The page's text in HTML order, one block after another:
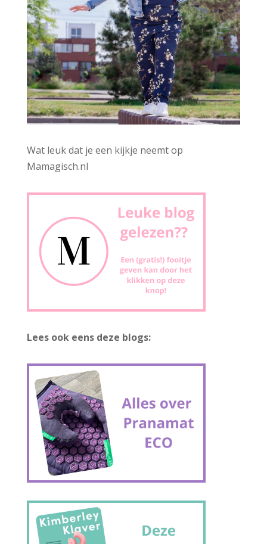
Wat leuk dat je een kijkje neemt op
Mamagisch.nl
Lees ook eens deze blogs: